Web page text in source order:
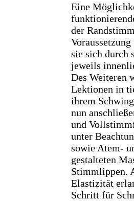
Eine
der
sie sich durch
jeweils
Des Weiteren
Lektionen in
ihrem
nun
und
unter
sowie Atem-
gestalteten
Stimmlippen.
Elastizität
Schritt für